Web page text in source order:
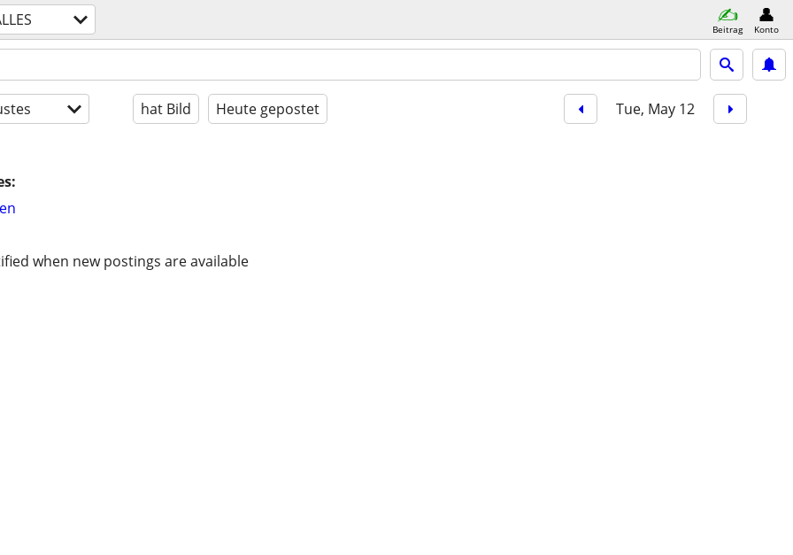
Beitrag Konto
hat Bild Heute gepostet Tue, May 12
when new postings are available